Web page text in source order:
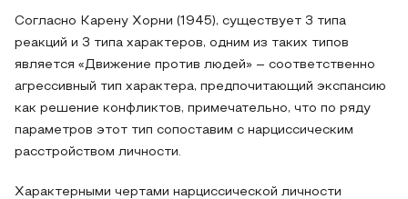
Согласно Карену Хорни (1945), существует 3 типа
реакций и 3 типа характеров, одним из таких типов
является «Движение против людей» – соответственно
агрессивный тип характера, предпочитающий экспансию
как решение конфликтов, примечательно, что по ряду
параметров этот тип сопоставим с нарциссическим
расстройством личности.
Характерными чертами нарциссической личности